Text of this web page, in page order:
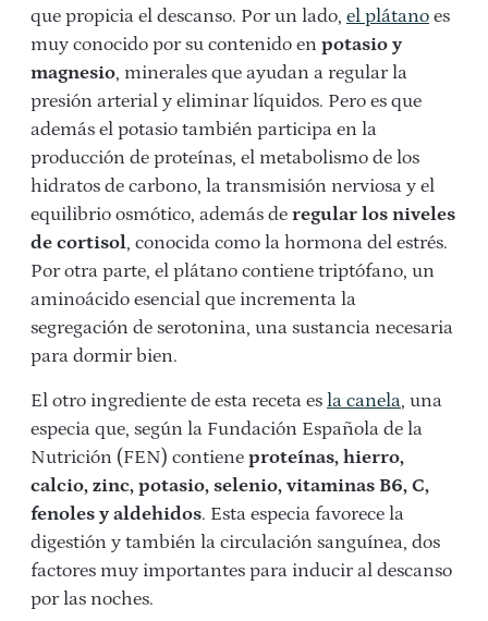
que propicia el descanso. Por un lado, el plátano es
muy conocido por su contenido en potasio y
magnesio, minerales que ayudan a regular la
presión arterial y eliminar líquidos. Pero es que
además el potasio también participa en la
producción de proteínas, el metabolismo de los
hidratos de carbono, la transmisión nerviosa y el
equilibrio osmótico, además de regular los niveles
de cortisol, conocida como la hormona del estrés.
Por otra parte, el plátano contiene triptófano, un
aminoácido esencial que incrementa la
segregación de serotonina, una sustancia necesaria
para dormir bien.
El otro ingrediente de esta receta es la canela, una
especia que, según la Fundación Española de la
Nutrición (FEN) contiene proteínas, hierro,
calcio, zinc, potasio, selenio, vitaminas B6, C,
fenoles y aldehidos. Esta especia favorece la
digestión y también la circulación sanguínea, dos
factores muy importantes para inducir al descanso
por las noches.